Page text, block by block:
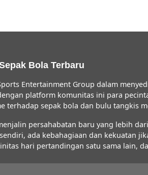
Bola Terbaru
Entertainment Group dalam
platform komunitas ini para
sepak bola dan bulu tangkis
persahabatan baru yang lebih
ada kebahagiaan dan kekuatan
hari pertandingan satu sama lain,